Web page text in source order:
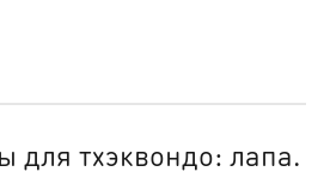
для тхэквондо: лапа.